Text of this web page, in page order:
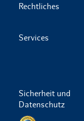
Rechtliches
Services
Sicherheit und
Datenschutz